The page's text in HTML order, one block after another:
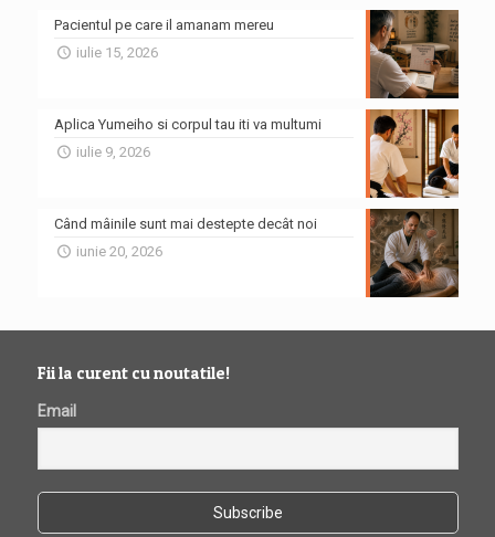
Pacientul pe care il amanam mereu
iulie 15, 2026
Aplica Yumeiho si corpul tau iti va multumi
iulie 9, 2026
Când mâinile sunt mai destepte decât noi
iunie 20, 2026
Fii la curent cu noutatile!
Email